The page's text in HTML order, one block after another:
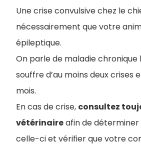
Une crise convulsive chez le
nécessairement que votre
épileptique.
On parle de maladie chronique
souffre d’au moins deux crises
mois.
En cas de crise, consultez
vétérinaireafin de déterminer
celle-ci et vérifier que votre